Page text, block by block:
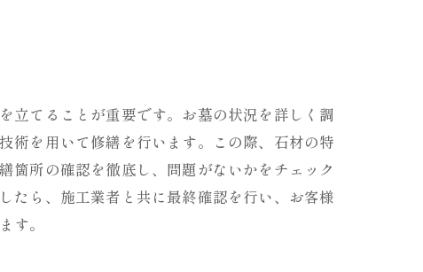
立てることが重要です。お墓の状況を詳しく調
術を用いて修繕を行います。この際、石材の特
箇所の確認を徹底し、問題がないかをチェック
たら、施工業者と共に最終確認を行い、お客様
す。